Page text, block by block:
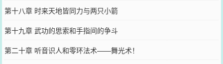
第十八章 时来天地皆同力与两只小箭
第十九章 武功的思索和手指间的争斗
第二十章 听音识人和零环法术——舞光术！